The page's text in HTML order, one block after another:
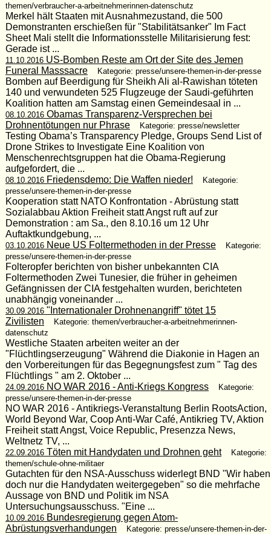
themen/verbraucher-a-arbeitnehmerinnen-datenschutz
Merkel hält Staaten mit Ausnahmezustand, die 500
Demonstranten erschießen für "Stabilitätsanker" Im Fact
Sheet Mali stellt die Informationsstelle Militarisierung fest:
Gerade ist ...
11.10.2016US-Bomben Reste am Ort der Site des Jemen
Funeral Masssacre
Kategorie: presse/unsere-themen-in-der-presse
Bomben auf Beerdigung für Sheikh Ali al-Rawishan töteten
140 und verwundeten 525 Flugzeuge der Saudi-geführten
Koalition hatten am Samstag einen Gemeindesaal in ...
08.10.2016Obamas Transparenz-Versprechen bei
Drohnentötungen nur Phrase
Kategorie: presse/newsletter
Testing Obama’s Transparency Pledge, Groups Send List of
Drone Strikes to Investigate Eine Koalition von
Menschenrechtsgruppen hat die Obama-Regierung
aufgefordert, die ...
08.10.2016Friedensdemo: Die Waffen nieder!
Kategorie:
presse/unsere-themen-in-der-presse
Kooperation statt NATO Konfrontation - Abrüstung statt
Sozialabbau Aktion Freiheit statt Angst ruft auf zur
Demonstration : am Sa., den 8.10.16 um 12 Uhr
Auftaktkundgebung, ...
03.10.2016Neue US Foltermethoden in der Presse
Kategorie:
presse/unsere-themen-in-der-presse
Folteropfer berichten von bisher unbekannten CIA
Foltermethoden Zwei Tunesier, die früher in geheimen
Gefängnissen der CIA festgehalten wurden, berichteten
unabhängig voneinander ...
30.09.2016"Internationaler Drohnenangriff" tötet 15
Zivilisten
Kategorie: themen/verbraucher-a-arbeitnehmerinnen-
datenschutz
Westliche Staaten arbeiten weiter an der
"Flüchtlingserzeugung" Während die Diakonie in Hagen an
den Vorbereitungen für das Begegnungsfest zum " Tag des
Flüchtlings " am 2. Oktober ...
24.09.2016NO WAR 2016 - Anti-Kriegs Kongress
Kategorie:
presse/unsere-themen-in-der-presse
NO WAR 2016 - Antikriegs-Veranstaltung Berlin RootsAction,
World Beyond War, Coop Anti-War Café, Antikrieg TV, Aktion
Freiheit statt Angst, Voice Republic, Presenzza News,
Weltnetz TV, ...
22.09.2016Töten mit Handydaten und Drohnen geht
Kategorie:
themen/schule-ohne-militaer
Gutachten für den NSA-Ausschuss widerlegt BND "Wir haben
doch nur die Handydaten weitergegeben" so die mehrfache
Aussage von BND und Politik im NSA
Untersuchungsausschuss. "Eine ...
10.09.2016Bundesregierung gegen Atom-
Abrüstungsverhandungen
Kategorie: presse/unsere-themen-in-der-